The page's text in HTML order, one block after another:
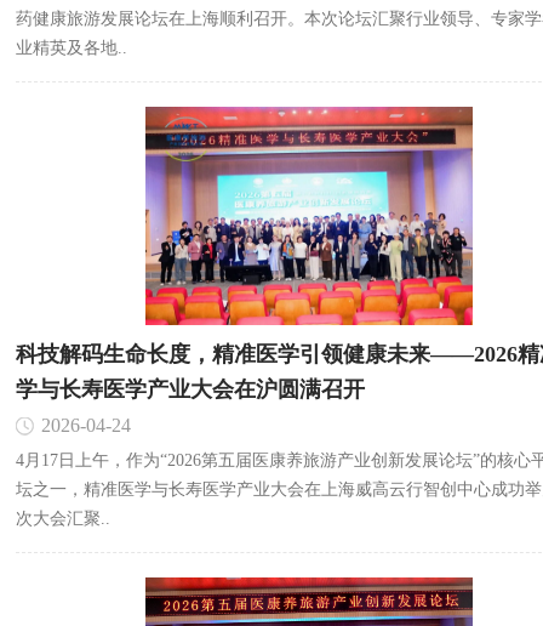
药健康旅游发展论坛在上海顺利召开。本次论坛汇聚行业领导、专家
业精英及各地..
科技解码生命长度，精准医学引领健康未来——2026精
学与长寿医学产业大会在沪圆满召开
2026-04-24
4月17日上午，作为“2026第五届医康养旅游产业创新发展论坛”的核心
坛之一，精准医学与长寿医学产业大会在上海威高云行智创中心成功
次大会汇聚..